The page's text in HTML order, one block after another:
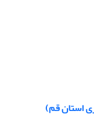
استان قم)